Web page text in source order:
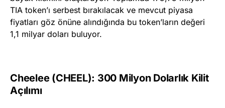
TIA token’ı serbest bırakılacak ve mevcut piyasa
fiyatları göz önüne alındığında bu token’ların değeri
1,1 milyar doları buluyor.
Cheelee (CHEEL): 300 Milyon Dolarlık Kilit
Açılımı